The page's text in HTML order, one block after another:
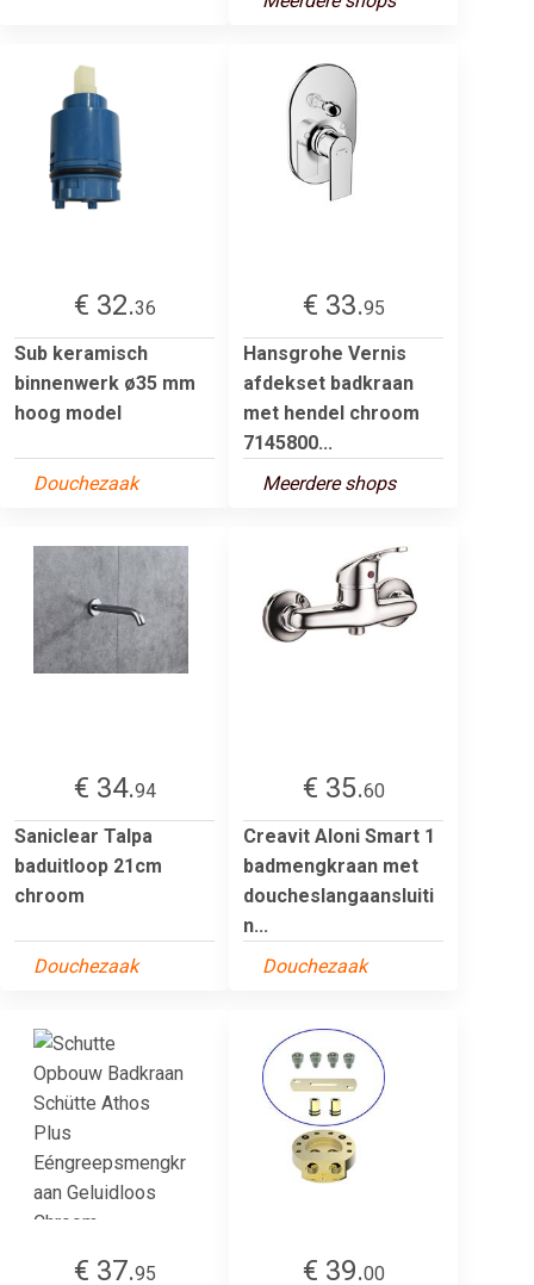
€ 32.36
Sub keramisch
binnenwerk ø35 mm
hoog model
Douchezaak
€ 33.95
Hansgrohe Vernis
afdekset badkraan
met hendel chroom
7145800...
Meerdere shops
€ 34.94
Saniclear Talpa
baduitloop 21cm
chroom
Douchezaak
€ 35.60
Creavit Aloni Smart 1
badmengkraan met
doucheslangaansluiti
n...
Douchezaak
€ 37.95
€ 39.00